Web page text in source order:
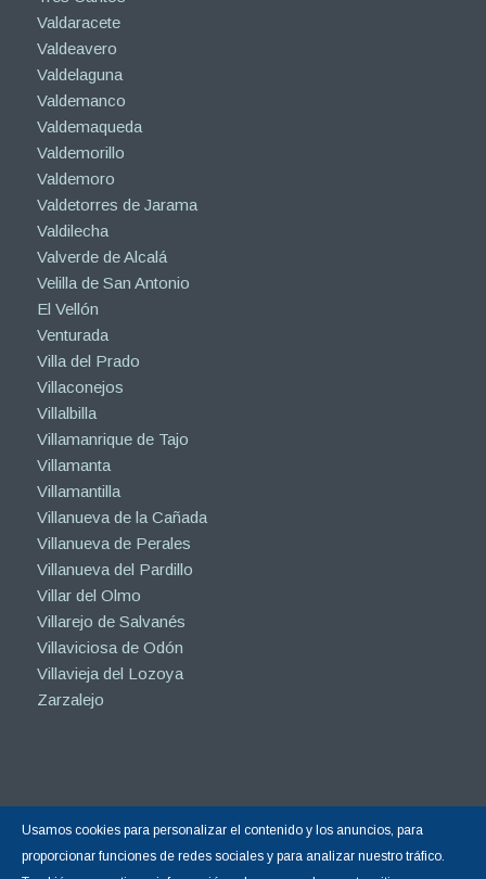
Valdaracete
Valdeavero
Valdelaguna
Valdemanco
Valdemaqueda
Valdemorillo
Valdemoro
Valdetorres de Jarama
Valdilecha
Valverde de Alcalá
Velilla de San Antonio
El Vellón
Venturada
Villa del Prado
Villaconejos
Villalbilla
Villamanrique de Tajo
Villamanta
Villamantilla
Villanueva de la Cañada
Villanueva de Perales
Villanueva del Pardillo
Villar del Olmo
Villarejo de Salvanés
Villaviciosa de Odón
Villavieja del Lozoya
Zarzalejo
Usamos cookies para personalizar el contenido y los anuncios, para
proporcionar funciones de redes sociales y para analizar nuestro tráfico.